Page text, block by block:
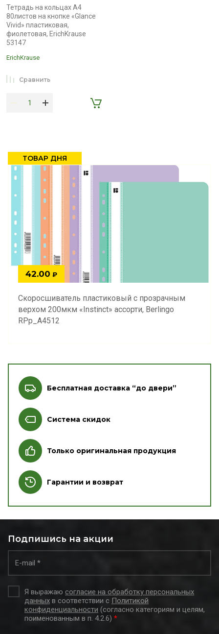
ТОВАР ДНЯ
42.00 ₽
Скоросшиватель пластиковый с прозрачным
верхом 200мкм «Instinct» ассорти, Berlingo
RPp_A4512
Тетрадь на кольцах А4
80листов на кнопке «Glance
Vivid» пластиковая,
фиолетовая, ErichKrause
53147
ErichKrause
Сравнить
Бесплатная доставка “до двери”
Система скидок
Только оригинальная продукция
Гарантии и возврат
Подпишись на акции
Я выражаю согласие на обработку персональных
данных в соответствии с Политикой
конфиденциальности (согласно категориям и целям,
поименованным в п. 4.2.6) *